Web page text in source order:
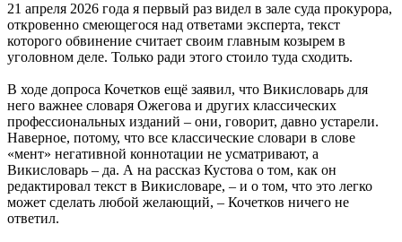
21 апреля 2026 года я первый раз видел в зале суда прокурора,
откровенно смеющегося над ответами эксперта, текст
которого обвинение считает своим главным козырем в
уголовном деле. Только ради этого стоило туда сходить.
В ходе допроса Кочетков ещё заявил, что Викисловарь для
него важнее словаря Ожегова и других классических
профессиональных изданий – они, говорит, давно устарели.
Наверное, потому, что все классические словари в слове
«мент» негативной коннотации не усматривают, а
Викисловарь – да. А на рассказ Кустова о том, как он
редактировал текст в Викисловаре, – и о том, что это легко
может сделать любой желающий, – Кочетков ничего не
ответил.